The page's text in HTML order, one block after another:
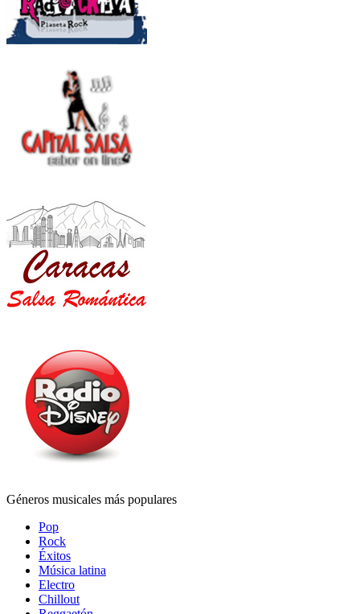
Géneros musicales más populares
Pop
Rock
Éxitos
Música latina
Electro
Chillout